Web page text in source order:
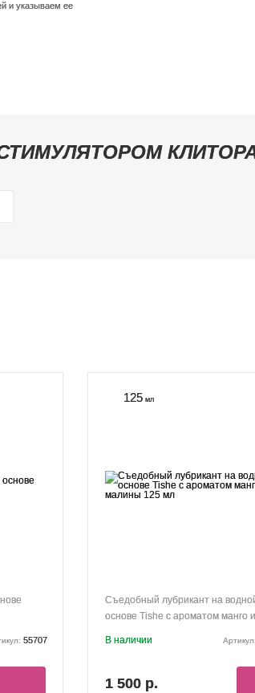
и указываем ее
55707
125 мл
Съедобный лубрикант на
основе Tishe с ароматом манго и
В наличии Артикул:
1 500 р.